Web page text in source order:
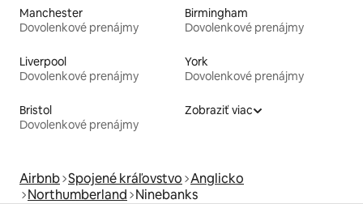
Manchester
Dovolenkové prenájmy
Birmingham
Dovolenkové prenájmy
Liverpool
Dovolenkové prenájmy
York
Dovolenkové prenájmy
Bristol
Dovolenkové prenájmy
Zobraziť viac
Airbnb Spojené kráľovstvo Anglicko
Northumberland Ninebanks